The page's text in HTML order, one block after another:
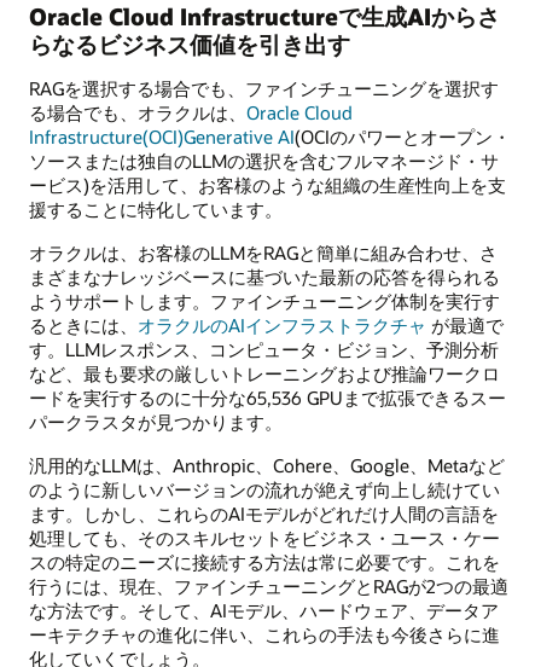
Oracle Cloud Infrastructureで生成AIからさ
らなるビジネス価値を引き出す
RAGを選択する場合でも、ファインチューニングを選択す
る場合でも、オラクルは、 Oracle Cloud
Infrastructure(OCI)Generative AI(OCIのパワーとオープン・
ソースまたは独自のLLMの選択を含むフルマネージド・サ
ービス)を活用して、お客様のような組織の生産性向上を支
援することに特化しています。
オラクルは、お客様のLLMをRAGと簡単に組み合わせ、さ
まざまなナレッジベースに基づいた最新の応答を得られる
ようサポートします。ファインチューニング体制を実行す
るときには、 オラクルのAIインフラストラクチャ が最適で
す。LLMレスポンス、コンピュータ・ビジョン、予測分析
など、最も要求の厳しいトレーニングおよび推論ワークロ
ードを実行するのに十分な65,536 GPUまで拡張できるスー
パークラスタが見つかります。
汎用的なLLMは、Anthropic、Cohere、Google、Metaなど
のように新しいバージョンの流れが絶えず向上し続けてい
ます。しかし、これらのAIモデルがどれだけ人間の言語を
処理しても、そのスキルセットをビジネス・ユース・ケー
スの特定のニーズに接続する方法は常に必要です。これを
行うには、現在、ファインチューニングとRAGが2つの最適
な方法です。そして、AIモデル、ハードウェア、データア
ーキテクチャの進化に伴い、これらの手法も今後さらに進
化していくでしょう。